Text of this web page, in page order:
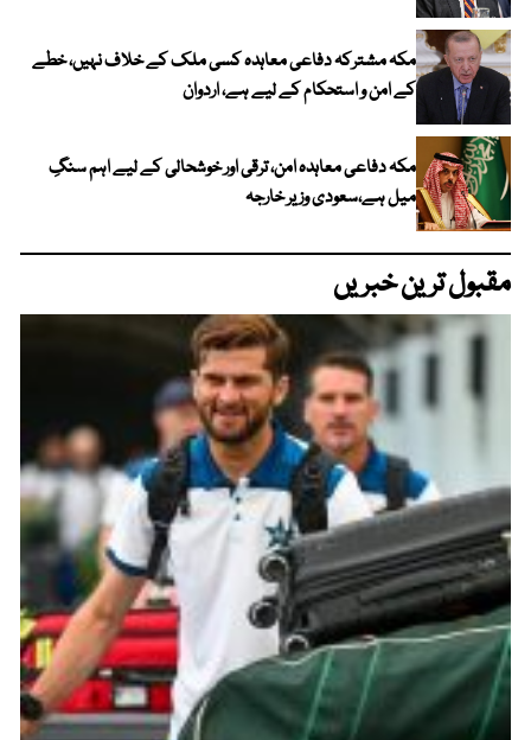
مکہ مشترکہ دفاعی معاہدہ کسی ملک کے خلاف نہیں، خطے
کے امن و استحکام کے لیے ہے، اردوان
مکہ دفاعی معاہدہ امن، ترقی اور خوشحالی کے لیے اہم سنگِ
میل ہے،سعودی وزیر خارجہ
مقبول ترین خبریں